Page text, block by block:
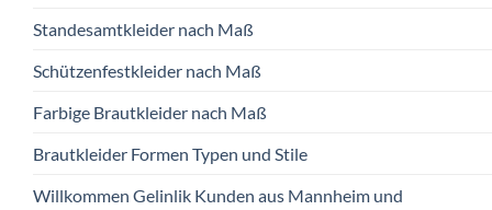
Standesamtkleider nach Maß
Schützenfestkleider nach Maß
Farbige Brautkleider nach Maß
Brautkleider Formen Typen und Stile
Willkommen Gelinlik Kunden aus Mannheim und